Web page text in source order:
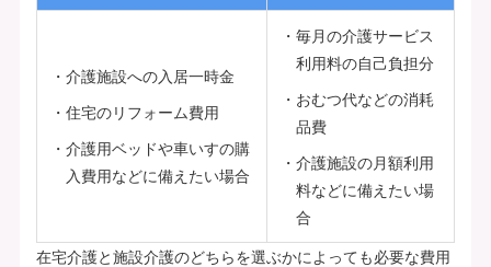
介護施設への入居一時金
住宅のリフォーム費用
介護用ベッドや車いすの購
入費用などに備えたい場合
毎月の介護サービス
利用料の自己負担分
おむつ代などの消耗
品費
介護施設の月額利用
料などに備えたい場
合
在宅介護と施設介護のどちらを選ぶかによっても必要な費用